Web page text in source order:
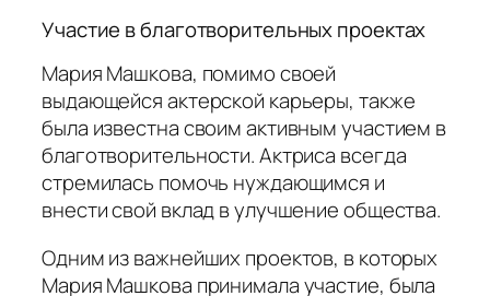
Участие в благотворительных проектах
Мария Машкова, помимо своей
выдающейся актерской карьеры, также
была известна своим активным участием в
благотворительности. Актриса всегда
стремилась помочь нуждающимся и
внести свой вклад в улучшение общества.
Одним из важнейших проектов, в которых
Мария Машкова принимала участие, была